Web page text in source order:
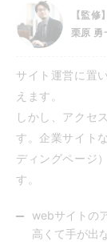
【監
栗原 勇
サイト運営に置
えます。
しかし、アクセ
す。企業サイト
ディングページ
す。
webサイトの
高くて手が出